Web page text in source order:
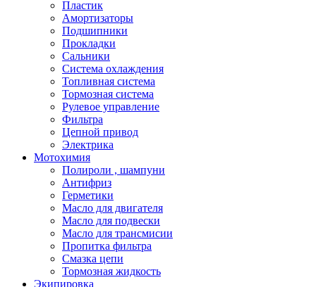
Пластик
Амортизаторы
Подшипники
Прокладки
Сальники
Система охлаждения
Топливная система
Тормозная система
Рулевое управление
Фильтра
Цепной привод
Электрика
Мотохимия
Полироли , шампуни
Антифриз
Герметики
Масло для двигателя
Масло для подвески
Масло для трансмисии
Пропитка фильтра
Смазка цепи
Тормозная жидкость
Экипировка